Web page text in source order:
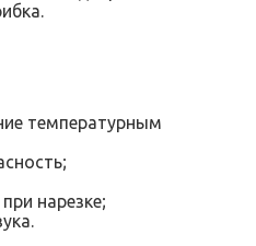
температурным
нарезке;